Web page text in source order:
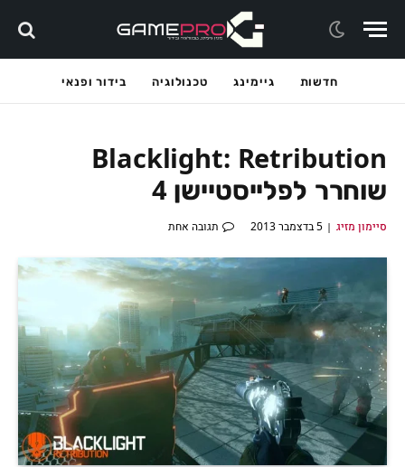
חדשות גיימינג טכנולוגיה בידור ופנאי
Blacklight: Retribution
שוחרר לפלייסטיישן 4
סיימון מזיג 5 בדצמבר 2013 תגובה אחת